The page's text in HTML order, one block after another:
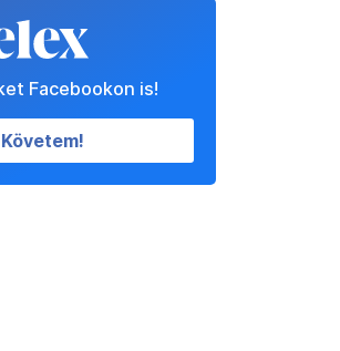
Facebookon is!
Követem!